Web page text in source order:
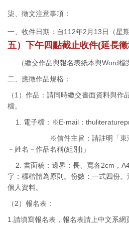
柒、徵文注意事項：
一、收件日期：自112年2月13日（星
五）下午四點截止收件(延長
（繳交作品與報名表紙本與Word檔
二、應徵作品規格：
（1）作品：請同時繳交書面資料與作
檔。
1. 電子檔：※E-mail：
※信件主旨：請註明「東海文
－姓名－作品名稱(組別)」
2. 書面稿：邊界：長、寬各2cm，
字：標楷體為原則。份數：一式四份
個人資料。
（2）報名表：
1.請填寫報名表，報名表請上中文系